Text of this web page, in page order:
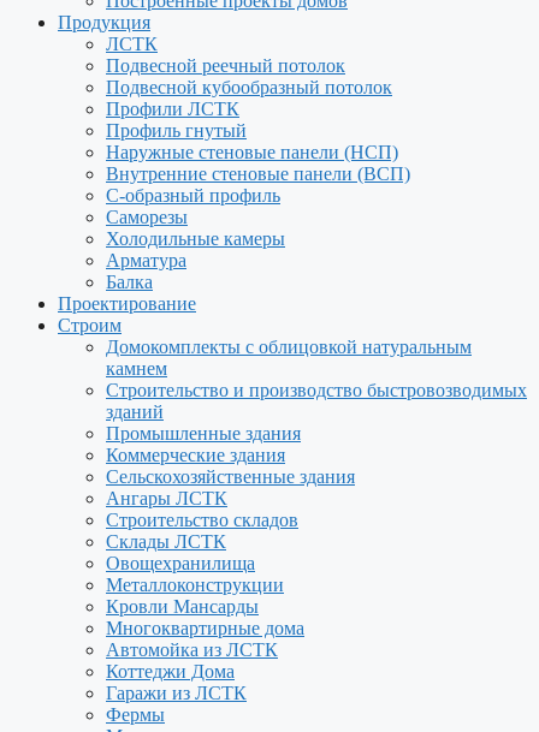
Продукция
ЛСТК
Подвесной реечный потолок
Подвесной кубообразный потолок
Профили ЛСТК
Профиль гнутый
Наружные стеновые панели (НСП)
Внутренние стеновые панели (ВСП)
С-образный профиль
Саморезы
Холодильные камеры
Арматура
Балка
Проектирование
Строим
Домокомплекты с облицовкой натуральным
камнем
Строительство и производство быстровозводимых
зданий
Промышленные здания
Коммерческие здания
Сельскохозяйственные здания
Ангары ЛСТК
Строительство складов
Склады ЛСТК
Овощехранилища
Металлоконструкции
Кровли Мансарды
Многоквартирные дома
Автомойка из ЛСТК
Коттеджи Дома
Гаражи из ЛСТК
Фермы